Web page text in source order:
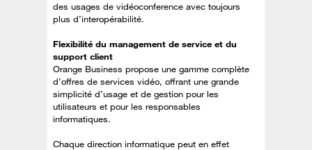
des usages de vidéoconference avec toujours
plus d’interopérabilité.
Flexibilité du management de service et du
support client
Orange Business propose une gamme complète
d’offres de services vidéo, offrant une grande
simplicité d’usage et de gestion pour les
utilisateurs et pour les responsables
informatiques.
Chaque direction informatique peut en effet